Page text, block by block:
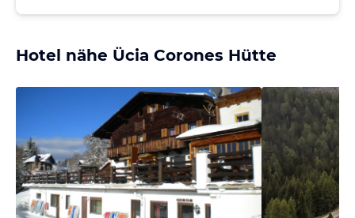
Hotel nähe Ücia Corones Hütte